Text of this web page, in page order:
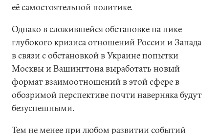
её самостоятельной политике.
Однако в сложившейся обстановке на пике
глубокого кризиса отношений России и Запада
в связи с обстановкой в Украине попытки
Москвы и Вашингтона выработать новый
формат взаимоотношений в этой сфере в
обозримой перспективе почти наверняка будут
безуспешными.
Тем не менее при любом развитии событий